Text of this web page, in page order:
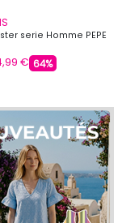
serie Homme PEPE
€ 64%